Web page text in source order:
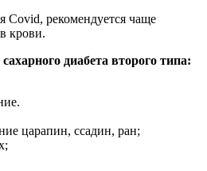
Covid, рекомендуется чаще
крови.
диабета второго типа:
царапин, ссадин, ран;